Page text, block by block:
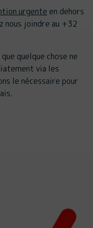
urgente en dehors
nous joindre au +32
quelque chose ne
via les
le nécessaire pour